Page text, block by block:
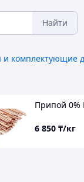
Найти
Припой 0%
6 850 ₸/кг